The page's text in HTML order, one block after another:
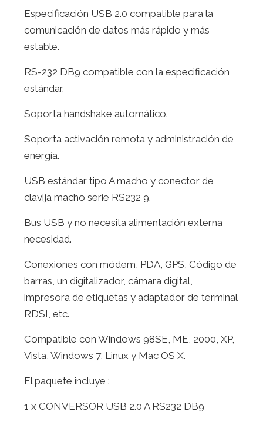
Especificación USB 2.0 compatible para la
comunicación de datos más rápido y más
estable.
RS-232 DB9 compatible con la especificación
estándar.
Soporta handshake automático.
Soporta activación remota y administración de
energía.
USB estándar tipo A macho y conector de
clavija macho serie RS232 9.
Bus USB y no necesita alimentación externa
necesidad.
Conexiones con módem, PDA, GPS, Código de
barras, un digitalizador, cámara digital,
impresora de etiquetas y adaptador de terminal
RDSI, etc.
Compatible con Windows 98SE, ME, 2000, XP,
Vista, Windows 7, Linux y Mac OS X.
El paquete incluye :
1 x CONVERSOR USB 2.0 A RS232 DB9